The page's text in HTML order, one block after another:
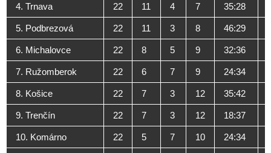
4. Trnava 22 11 4 7 35:28
5. Podbrezová 22 11 3 8 46:29
6. Michalovce 22 8 5 9 32:36
7. Ružomberok 22 6 7 9 24:34
8. Košice 22 7 3 12 35:42
9. Trenčín 22 7 3 12 18:37
10. Komárno 22 5 7 10 24:34